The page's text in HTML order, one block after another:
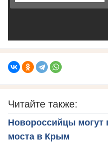
Читайте также:
Новороссийцы могут
моста в Крым